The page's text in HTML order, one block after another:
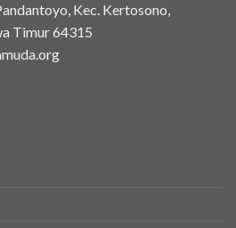
Kec. Kertosono,
Timur 64315